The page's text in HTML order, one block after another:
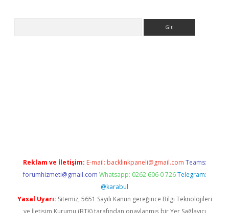
Reklam ve İletişim: E-mail: backlinkpaneli@gmail.com Teams:
forumhizmeti@gmail.com Whatsapp: 0262 606 0 726 Telegram:
@karabul
Yasal Uyarı: Sitemiz, 5651 Sayılı Kanun gereğince Bilgi Teknolojileri
ve İletişim Kurumu (BTK) tarafından onaylanmış bir Yer Sağlayıcı